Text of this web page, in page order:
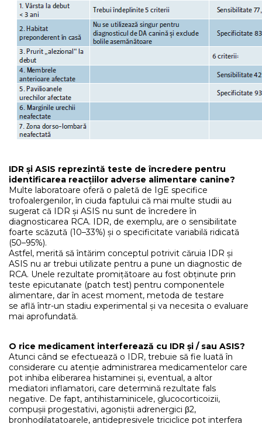
IDR și ASIS reprezintă teste de încredere pentru
identificarea reacțiilor adverse alimentare canine?
Multe laboratoare oferă o paletă de IgE specifice
trofoalergenilor, în ciuda faptului că mai multe studii au
sugerat că IDR și ASIS nu sunt de încredere în
diagnosticarea RCA. IDR, de exemplu, are o sensibilitate
foarte scăzută (10–33%) și o specificitate variabilă ridicată
(50–95%).
Astfel, merită să întărim conceptul potrivit căruia IDR și
ASIS nu ar trebui utilizate pentru a pune un diagnostic de
RCA. Unele rezultate promițătoare au fost obținute prin
teste epicutanate (patch test) pentru componentele
alimentare, dar în acest moment, metoda de testare
se află într-un stadiu experimental și va necesita o evaluare
mai aprofundată.
O rice medicament interferează cu IDR și / sau ASIS?
Atunci când se efectuează o IDR, trebuie să fie luată în
considerare cu atenție administrarea medicamentelor care
pot inhiba eliberarea histaminei și, eventual, a altor
mediatori inflamatori, care determină rezultate fals
negative. De fapt, antihistaminicele, glucocorticoizii,
compușii progestativi, agoniștii adrenergici β2,
bronhodilatatoarele, antidepresivele triciclice pot interfera